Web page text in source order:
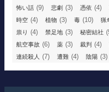
怖い話 (9) 悲劇 (3) 憑依 (4)
時空 (4) 植物 (3) 毒 (10) 猟
祟り (4) 禁足地 (3) 秘密結社
航空事故 (6) 薬 (3) 裁判 (4)
連続殺人 (7) 遭難 (4) 陰陽 (3)